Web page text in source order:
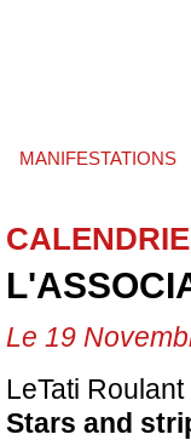
MANIFESTATIONS
Le 19
LeTati
Stars and